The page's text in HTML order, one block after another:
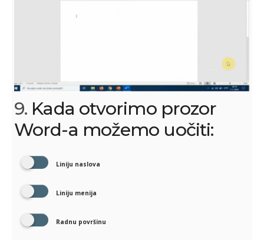
9. Kada otvorimo prozor
Word-a možemo uočiti:
Liniju naslova
Liniju menija
Radnu površinu